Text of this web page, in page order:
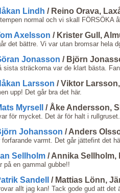
Lindh / Reino Orava,
normal och vi skall FÖRSÖKA
Axelsson / Krister Gull,
det bättre. Vi var utan bromsar hela
Jonasson / Björn
sista sträckorna var de klart bästa.
Larsson / Viktor
upp! Det går bra det här.
Myrsell / Åke Andersson,
för mycket. Det är för halt i rullgruset.
Johansson / Anders
forfarande varmt. Det går jättefint det
Sellholm / Annika Sellholm,
på en gammal gubbe!!
Sandell / Mattias Lönn,
allt jag kan! Tack gode gud att det